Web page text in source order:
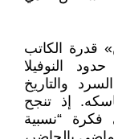
قدرة الكاتب
النوفيلا
والتاريخ
إذ تنجح
“نسبية